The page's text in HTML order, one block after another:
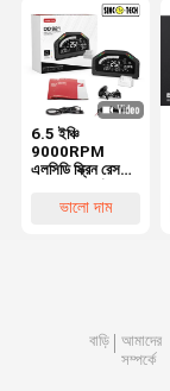
6.5 ইঞ্চি
9000RPM
এলসিডি স্ক্রিন রেস
ভালো দাম
বাড়ি
আমাদের
সম্পর্কে